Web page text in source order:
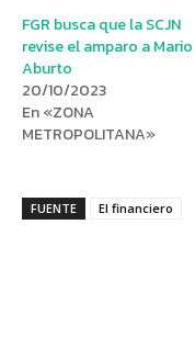
FGR busca que la SCJN
revise el amparo a Mario
Aburto
20/10/2023
En «ZONA
METROPOLITANA»
FUENTE El financiero